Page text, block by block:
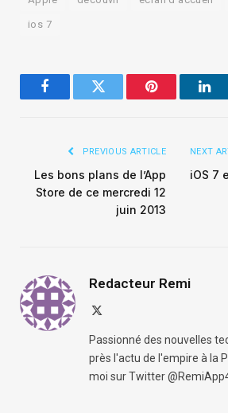
ios 7
FacebookTwitter Pinterest
PREVIOUS ARTICLE
Les bons plans de l’App
Store de ce mercredi 12
juin 2013
NEXT
iOS 7
Redacteur Remi
Passionné des nouvelles
près l'actu de l'empire à la
moi sur Twitter